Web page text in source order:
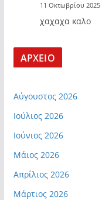
11 Οκτωβρίου 2025
χαχαχα καλο
ΑΡΧΕΙΟ
Αύγουστος 2026
Ιούλιος 2026
Ιούνιος 2026
Μάιος 2026
Απρίλιος 2026
Μάρτιος 2026